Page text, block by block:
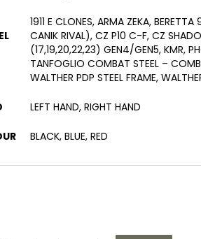
1911 E CLONES, ARMA ZEKA,
CANIK RIVAL), CZ P10 C-F, CZ
(17,19,20,22,23) GEN4/GEN5, KMR,
TANFOGLIO COMBAT STEEL –
WALTHER PDP STEEL FRAME,
LEFT HAND, RIGHT HAND
BLACK, BLUE, RED